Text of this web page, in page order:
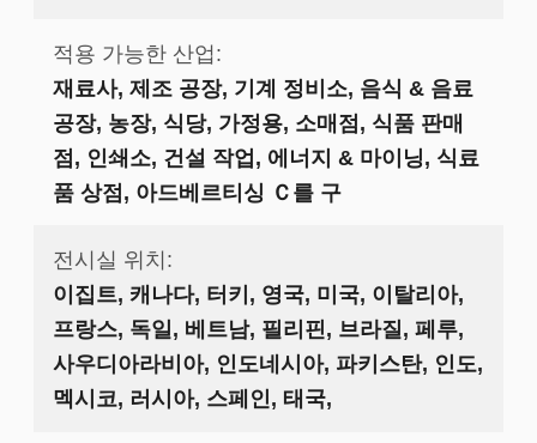
적용 가능한 산업:
재료사, 제조 공장, 기계 정비소, 음식 & 음료
공장, 농장, 식당, 가정용, 소매점, 식품 판매
점, 인쇄소, 건설 작업, 에너지 & 마이닝, 식료
품 상점, 아드베르티싱 Ｃ를 구
전시실 위치:
이집트, 캐나다, 터키, 영국, 미국, 이탈리아,
프랑스, 독일, 베트남, 필리핀, 브라질, 페루,
사우디아라비아, 인도네시아, 파키스탄, 인도,
멕시코, 러시아, 스페인, 태국,